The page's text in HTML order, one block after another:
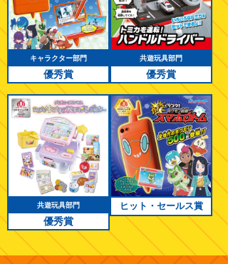
キャラクター部門
優秀賞
共遊玩具部門
優秀賞
共遊玩具部門
優秀賞
ヒット・セールス賞